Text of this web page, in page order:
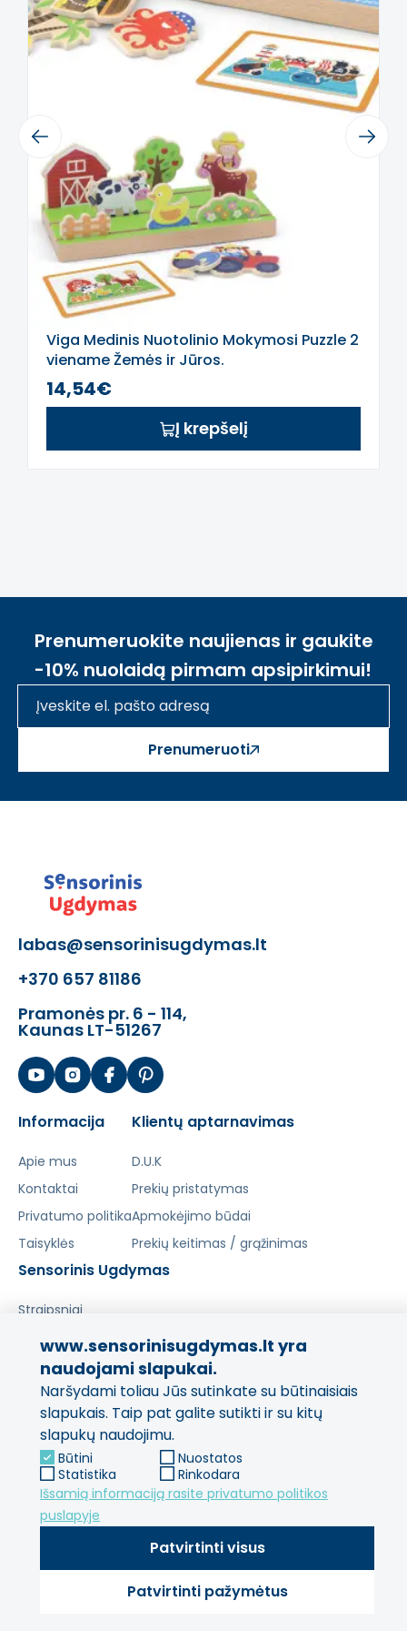
vyksta redagavimas.
Previous
Viga Medinis Nuotolinio Mokymosi Puzzle 2
viename Žemės ir Jūros.
14,54€
Į krepšelį
Next
Prenumeruokite naujienas ir gaukite
-10% nuolaidą pirmam apsipirkimui!
Prenumeruoti
labas@sensorinisugdymas.lt
+370 657 81186
Pramonės pr. 6 - 114,
Kaunas LT-51267
Informacija
Apie mus
Kontaktai
Privatumo politika
Taisyklės
Klientų aptarnavimas
D.U.K
Prekių pristatymas
Apmokėjimo būdai
Prekių keitimas / grąžinimas
Sensorinis Ugdymas
Straipsniai
Pasidalinkite savo patirtimi!
Jūsų nuomonė svarbi mums
ir kitiems pirkėjams.
Palikti atsiliepimą
© 2013 - 2026 SensorinisUgdymas Visos teisės saugomos.
www.sensorinisugdymas.lt yra
naudojami slapukai.
Naršydami toliau Jūs sutinkate su būtinaisiais
slapukais. Taip pat galite sutikti ir su kitų
slapukų naudojimu.
Būtini
Nuostatos
Statistika
Rinkodara
Išsamią informaciją rasite privatumo politikos
puslapyje
Patvirtinti visus
Patvirtinti pažymėtus